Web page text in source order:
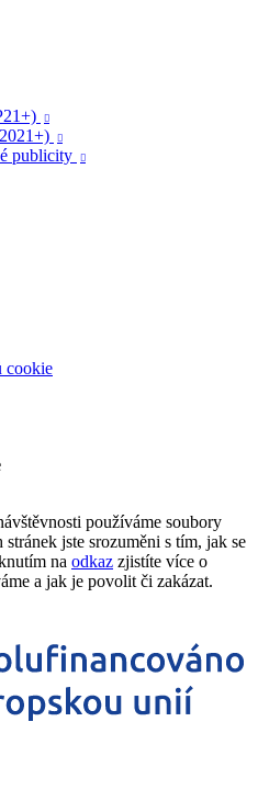


publicity 
cookie
používáme soubory
jste srozuměni s tím, jak se
na odkaz zjistíte více o
a jak je povolit či zakázat.